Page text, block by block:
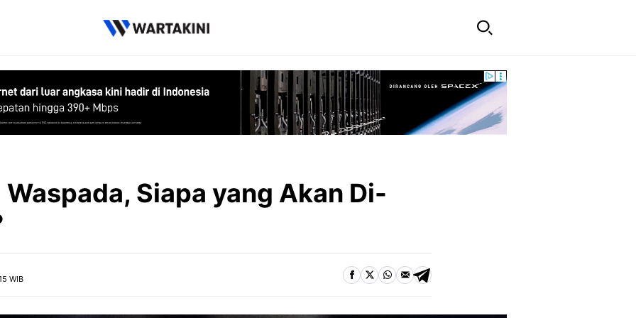
Siapa yang Akan Di-
WIB